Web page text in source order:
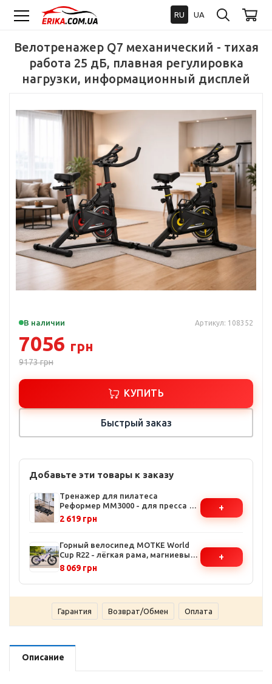
RU UA
Велотренажер Q7 механический - тихая
работа 25 дБ, плавная регулировка
нагрузки, информационный дисплей
В наличии Артикул: 108352
7056 грн
9173грн
КУПИТЬ
Быстрый заказ
Добавьте эти товары к заказу
Тренажер для пилатеса
Реформер MM3000 - для пресса и
ног, с эластичными лентами,
компактный и
2 619 грн
+
Горный велосипед МОТКЕ World
Cup R22 - лёгкая рама, магниевые
колёса, дисковые тормоза,
заниженная труба
8 069 грн
+
Гарантия Возврат/Обмен Оплата
Описание